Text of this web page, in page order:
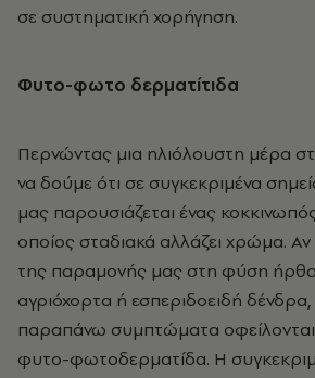
σε συστηματική χορήγηση.
Φυτο-φωτο δερματίτιδα
Περνώντας μια ηλιόλουστη μέρα
να δούμε ότι σε συγκεκριμένα
μας παρουσιάζεται ένας
οποίος σταδιακά αλλάζει χρώμα. Αν
της παραμονής μας στη φύση
αγριόχορτα ή εσπεριδοειδή
παραπάνω συμπτώματα
φυτο-φωτοδερματίδα. Η